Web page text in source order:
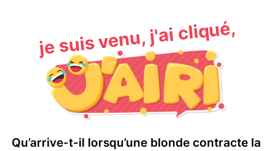
je suis venu, j'ai cliqué,
Qu’arrive-t-il lorsqu’une blonde contracte la